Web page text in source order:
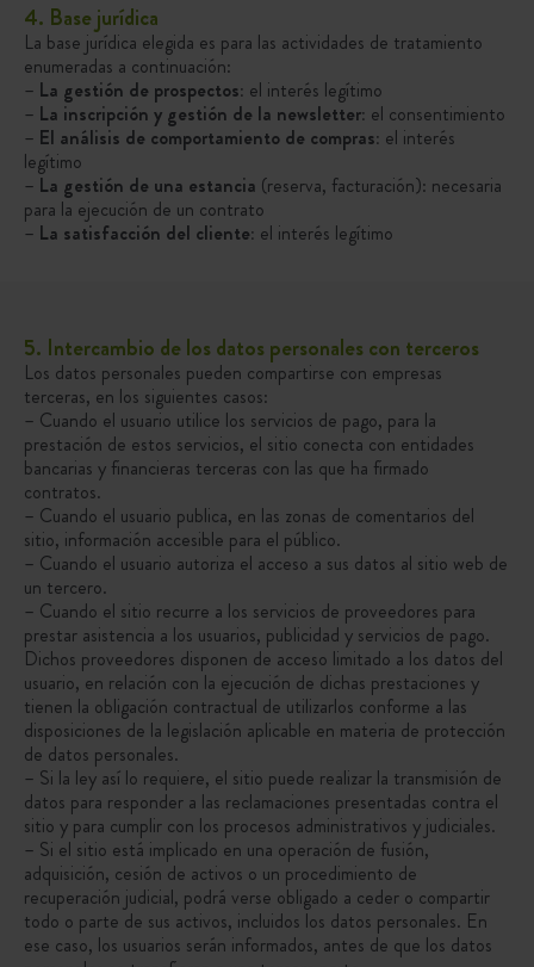
4. Base jurídica
La base jurídica elegida es para las actividades de tratamiento
enumeradas a continuación:
– La gestión de prospectos: el interés legítimo
– La inscripción y gestión de la newsletter: el consentimiento
– El análisis de comportamiento de compras: el interés
legítimo
– La gestión de una estancia (reserva, facturación): necesaria
para la ejecución de un contrato
– La satisfacción del cliente: el interés legítimo
5. Intercambio de los datos personales con terceros
Los datos personales pueden compartirse con empresas
terceras, en los siguientes casos:
– Cuando el usuario utilice los servicios de pago, para la
prestación de estos servicios, el sitio conecta con entidades
bancarias y financieras terceras con las que ha firmado
contratos.
– Cuando el usuario publica, en las zonas de comentarios del
sitio, información accesible para el público.
– Cuando el usuario autoriza el acceso a sus datos al sitio web de
un tercero.
– Cuando el sitio recurre a los servicios de proveedores para
prestar asistencia a los usuarios, publicidad y servicios de pago.
Dichos proveedores disponen de acceso limitado a los datos del
usuario, en relación con la ejecución de dichas prestaciones y
tienen la obligación contractual de utilizarlos conforme a las
disposiciones de la legislación aplicable en materia de protección
de datos personales.
– Si la ley así lo requiere, el sitio puede realizar la transmisión de
datos para responder a las reclamaciones presentadas contra el
sitio y para cumplir con los procesos administrativos y judiciales.
– Si el sitio está implicado en una operación de fusión,
adquisición, cesión de activos o un procedimiento de
recuperación judicial, podrá verse obligado a ceder o compartir
todo o parte de sus activos, incluidos los datos personales. En
ese caso, los usuarios serán informados, antes de que los datos